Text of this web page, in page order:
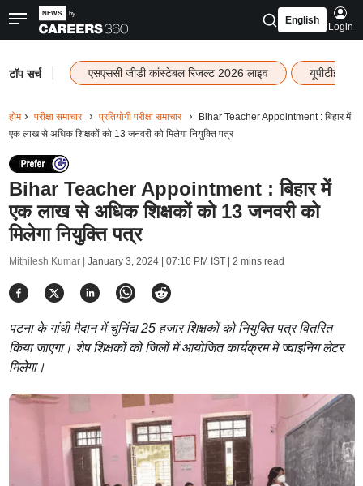
English
Login
टॉप सर्च एसएससी जीडी कांस्टेबल रिजल्ट 2026 लाइव यूपीटीईटी
होम परीक्षा समाचार प्रतियोगी परीक्षा समाचार
Bihar Teacher Appointment : बिहार में
एक लाख से अधिक शिक्षकों को 13 जनवरी को मिलेगा नियुक्ति पत्र
Bihar Teacher Appointment : बिहार में
एक लाख से अधिक शिक्षकों को 13 जनवरी को
मिलेगा नियुक्ति पत्र
Mithilesh Kumar | January 3, 2024 | 07:16 PM IST| 2 mins read
पटना के गांधी मैदान में चुनिंदा 25 हजार शिक्षकों को नियुक्ति पत्र वितरित
किया जाएगा। शेष शिक्षकों को जिलों में आयोजित कार्यक्रम में ज्वाइनिंग लेटर
मिलेगा।